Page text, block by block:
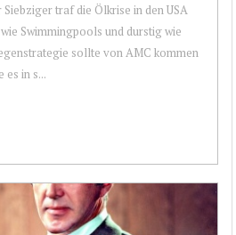
traf die Ölkrise in den USA
Swimmingpools und durstig wie
sollte von AMC kommen
es in s...